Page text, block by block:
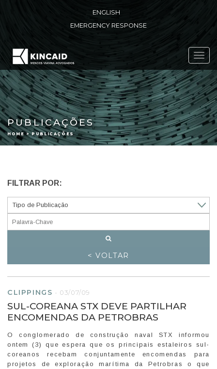
ENGLISH
EMERGENCY RESPONSE
PUBLICAÇÕES
HOME > PUBLICAÇÕES
FILTRAR POR:
< VOLTAR
CLIPPINGS -03/07/09
SUL-COREANA STX DEVE PARTILHAR
ENCOMENDAS DA PETROBRAS
O conglomerado de construção naval STX informou
ontem (3) que espera que os principais estaleiros sul-
coreanos recebam conjuntamente encomendas para
projetos de exploração marítima da Petrobras o que